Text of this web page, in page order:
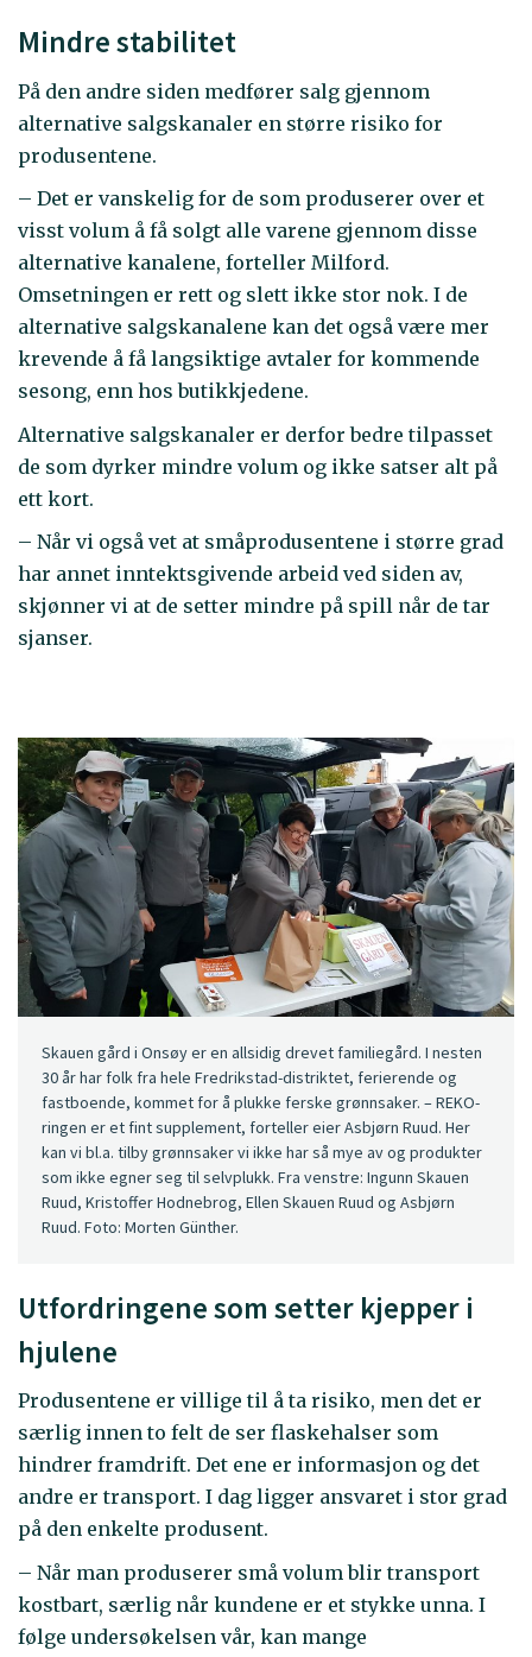
Mindre stabilitet
På den andre siden medfører salg gjennom
alternative salgskanaler en større risiko for
produsentene.
– Det er vanskelig for de som produserer over et
visst volum å få solgt alle varene gjennom disse
alternative kanalene, forteller Milford.
Omsetningen er rett og slett ikke stor nok. I de
alternative salgskanalene kan det også være mer
krevende å få langsiktige avtaler for kommende
sesong, enn hos butikkjedene.
Alternative salgskanaler er derfor bedre tilpasset
de som dyrker mindre volum og ikke satser alt på
ett kort.
– Når vi også vet at småprodusentene i større grad
har annet inntektsgivende arbeid ved siden av,
skjønner vi at de setter mindre på spill når de tar
sjanser.
Skauen gård i Onsøy er en allsidig drevet familiegård. I nesten
30 år har folk fra hele Fredrikstad-distriktet, ferierende og
fastboende, kommet for å plukke ferske grønnsaker. ​​​​– REKO-
ringen er et fint supplement, forteller eier Asbjørn Ruud. Her
kan vi bl.a. tilby grønnsaker vi ikke har så mye av og produkter
som ikke egner seg til selvplukk. Fra venstre: Ingunn Skauen
Ruud, Kristoffer Hodnebrog, Ellen Skauen Ruud og Asbjørn
Ruud. Foto: Morten Günther.
Utfordringene som setter kjepper i
hjulene
Produsentene er villige til å ta risiko, men det er
særlig innen to felt de ser flaskehalser som
hindrer framdrift. Det ene er informasjon og det
andre er transport. I dag ligger ansvaret i stor grad
på den enkelte produsent.
– Når man produserer små volum blir transport
kostbart, særlig når kundene er et stykke unna. I
følge undersøkelsen vår, kan mange